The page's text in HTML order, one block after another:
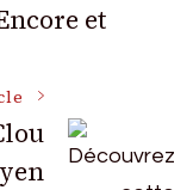
et